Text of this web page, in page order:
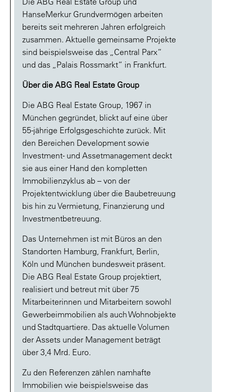
HanseMerkur Grundvermögen arbeiten
bereits seit mehreren Jahren erfolgreich
zusammen. Aktuelle gemeinsame Projekte
sind beispielsweise das „Central Parx“
und das „Palais Rossmarkt“ in Frankfurt.
Über die ABG Real Estate Group
Die ABG Real Estate Group, 1967 in
München gegründet, blickt auf eine über
55-jährige Erfolgsgeschichte zurück. Mit
den Bereichen Development sowie
Investment- und Assetmanagement deckt
sie aus einer Hand den kompletten
Immobilienzyklus ab – von der
Projektentwicklung über die Baubetreuung
bis hin zu Vermietung, Finanzierung und
Investmentbetreuung.
Das Unternehmen ist mit Büros an den
Standorten Hamburg, Frankfurt, Berlin,
Köln und München bundesweit präsent.
Die ABG Real Estate Group projektiert,
realisiert und betreut mit über 75
Mitarbeiterinnen und Mitarbeitern sowohl
Gewerbeimmobilien als auch Wohnobjekte
und Stadtquartiere. Das aktuelle Volumen
der Assets under Management beträgt
über 3,4 Mrd. Euro.
Zu den Referenzen zählen namhafte
Immobilien wie beispielsweise das